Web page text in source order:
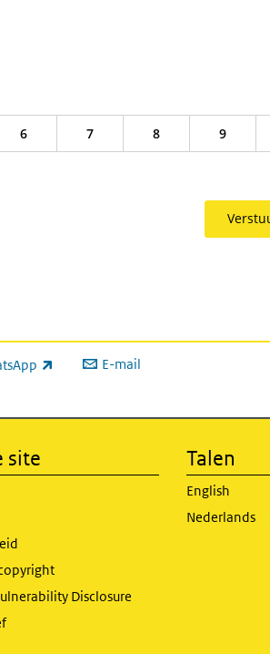
6 7 8 9
link) E-mail
site
Disclosure
Talen
English
Nederlands